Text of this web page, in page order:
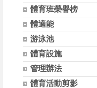
體育班榮譽榜
體適能
游泳池
體育設施
管理辦法
體育活動剪影